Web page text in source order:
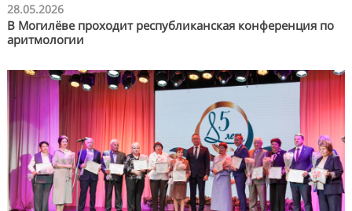
28.05.2026
В Могилёве проходит республиканская конференция по
аритмологии